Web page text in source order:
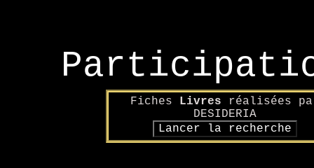
Fiches Livres réalisées
DESIDERIA